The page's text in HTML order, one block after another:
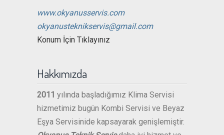
www.okyanusservis.com
okyanusteknikservis@gmail.com
Konum İçin Tıklayınız
Hakkımızda
2011 yılında başladığımız Klima Servisi
hizmetimiz bugün Kombi Servisi ve Beyaz
Eşya Servisinide kapsayarak genişlemiştir.